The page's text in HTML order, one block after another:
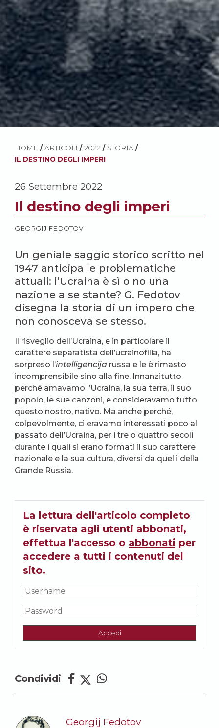
HOME / ARTICOLI / 2022 / STORIA /
IL DESTINO DEGLI IMPERI
26 Settembre 2022
Il destino degli imperi
GEORGIJ FEDOTOV
Un geniale saggio storico scritto nel
1947 anticipa le problematiche
attuali: l’Ucraina è sì o no una
nazione a se stante? G. Fedotov
disegna la storia di un impero che
non conosceva se stesso.
Il risveglio dell’Ucraina, e in particolare il
carattere separatista dell’ucrainofilia, ha
sorpreso l’intelligencija russa e le è rimasto
incomprensibile sino alla fine. Innanzitutto
perché amavamo l’Ucraina, la sua terra, il suo
popolo, le sue canzoni, e consideravamo tutto
questo nostro, nativo. Ma anche perché,
colpevolmente, ci eravamo interessati poco al
passato dell’Ucraina, per i tre o quattro secoli
durante i quali si erano formati il suo carattere
nazionale e la sua cultura, diversi da quelli della
Grande Russia.
La lettura dell'articolo completo
è riservata agli utenti abbonati,
effettua l'accesso o abbonati per
accedere a tutti i contenuti del
sito.
Accedi
Condividi
Georgij Fedotov